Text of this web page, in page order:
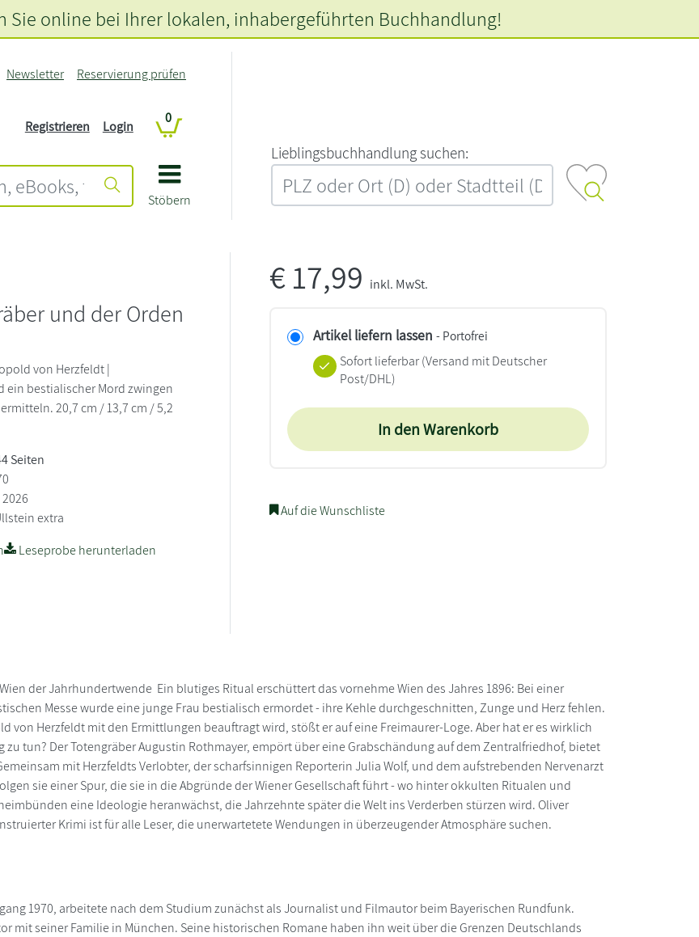
Stöbern
Newsletter Reservierung prüfen
Registrieren Login
0
L‍i‍e‍b‍l‍i‍n‍g‍s‍b‍u‍c‍h‍h‍a‍n‍d‍l‍u‍n‍g‍ ‍s‍u‍c‍h‍e‍n‍:‍
Sie online bei Ihrer lokalen, inhabergeführten Buchhandlung!
und der Orden
von Herzfeldt |
ein bestialischer Mord zwingen
20,7 cm / 13,7 cm / 5,2
Seiten
extra
Leseprobe herunterladen
€17,99 inkl. MwSt.
Artikel liefern lassen - Portofrei
Sofort lieferbar(Versand mit Deutscher
Post/DHL)
In den Warenkorb
Auf die Wunschliste
der Jahrhundertwende Ein blutiges Ritual erschüttert das vornehme Wien des Jahres 1896: Bei einer
Messe wurde eine junge Frau bestialisch ermordet - ihre Kehle durchgeschnitten, Zunge und Herz fehlen.
von Herzfeldt mit den Ermittlungen beauftragt wird, stößt er auf eine Freimaurer-Loge. Aber hat er es wirklich
zu tun? Der Totengräber Augustin Rothmayer, empört über eine Grabschändung auf dem Zentralfriedhof, bietet
mit Herzfeldts Verlobter, der scharfsinnigen Reporterin Julia Wolf, und dem aufstrebenden Nervenarzt
sie einer Spur, die sie in die Abgründe der Wiener Gesellschaft führt - wo hinter okkulten Ritualen und
eine Ideologie heranwächst, die Jahrzehnte später die Welt ins Verderben stürzen wird. Oliver
Krimi ist für alle Leser, die unerwartetete Wendungen in überzeugender Atmosphäre suchen.
1970, arbeitete nach dem Studium zunächst als Journalist und Filmautor beim Bayerischen Rundfunk.
mit seiner Familie in München. Seine historischen Romane haben ihn weit über die Grenzen Deutschlands